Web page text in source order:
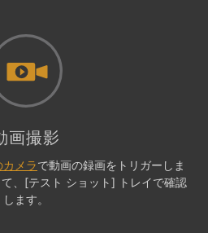
画撮影
メラで動画の録画をトリガーしま
、[テスト ショット] トレイで確認
します。